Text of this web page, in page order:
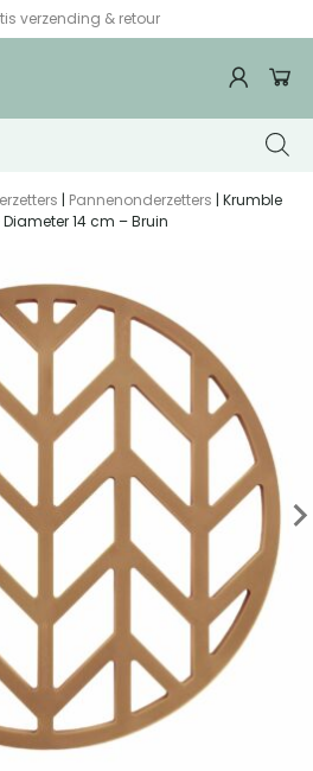
de volgende werkdag in huis*
| Pannenonderzetters | Krumble
14 cm – Bruin